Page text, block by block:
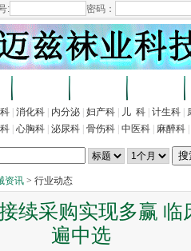
消化科 内分泌 妇产科 儿 科 计生科
心胸科 泌尿科 骨伤科 中医科 麻醉科
资讯 > 行业动态
续采购实现多赢 临
遍中选